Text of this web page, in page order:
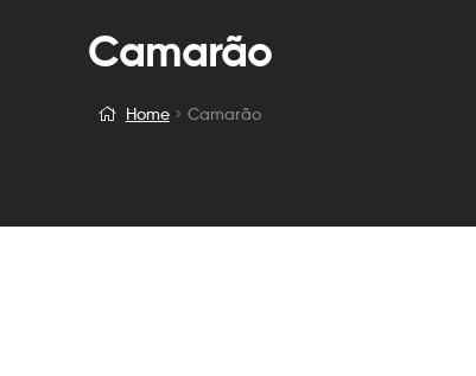
Camarão
Home Camarão